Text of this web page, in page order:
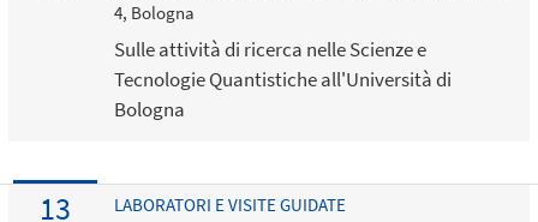
4, Bologna
Sulle attività di ricerca nelle Scienze e
Tecnologie Quantistiche all'Università di
Bologna
13
LABORATORI E VISITE GUIDATE